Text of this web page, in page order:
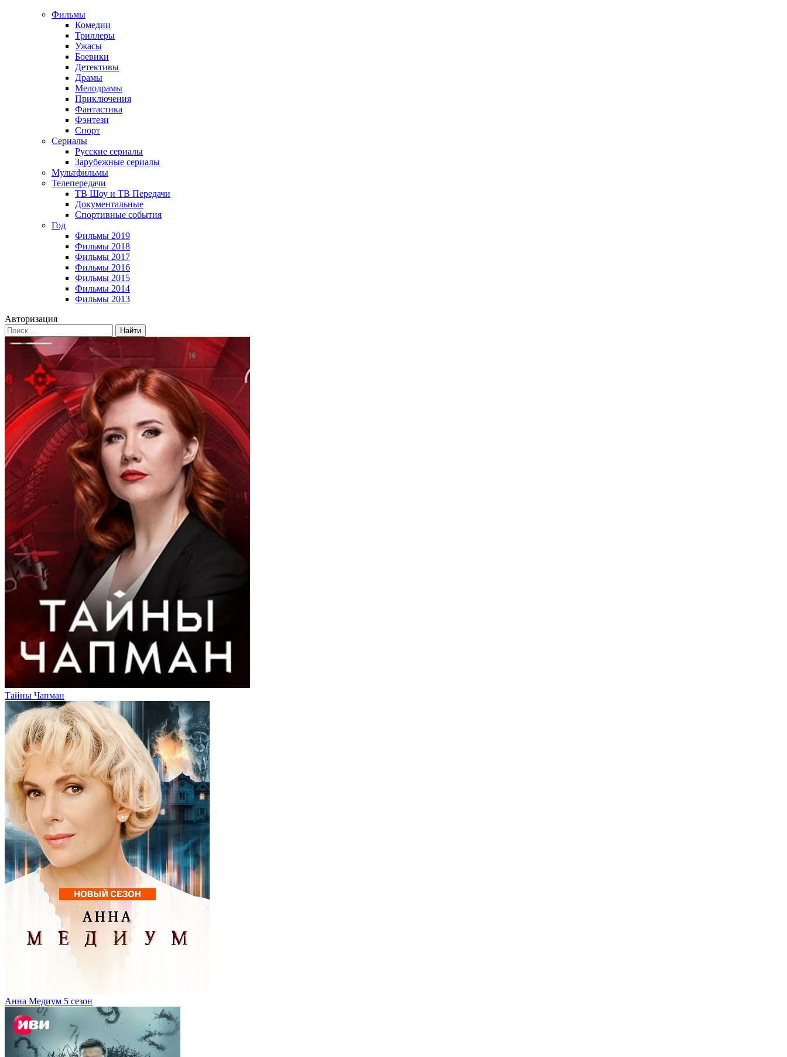
Фильмы
Комедии
Триллеры
Ужасы
Боевики
Детективы
Драмы
Мелодрамы
Приключения
Фантастика
Фэнтези
Спорт
Сериалы
Русские сериалы
Зарубежные сериалы
Мультфильмы
Телепередачи
ТВ Шоу и ТВ Передачи
Документальные
Спортивные события
Год
Фильмы 2019
Фильмы 2018
Фильмы 2017
Фильмы 2016
Фильмы 2015
Фильмы 2014
Фильмы 2013
Авторизация
Найти
Тайны Чапман
Анна Медиум 5 сезон